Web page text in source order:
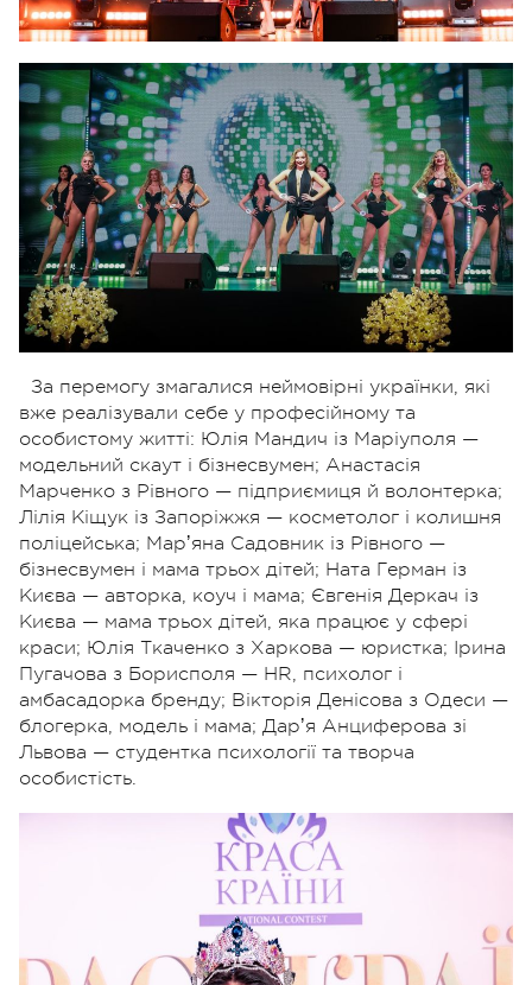
За перемогу змагалися неймовірні українки, які
вже реалізували себе у професійному та
особистому житті: Юлія Мандич із Маріуполя —
модельний скаут і бізнесвумен; Анастасія
Марченко з Рівного — підприємиця й волонтерка;
Лілія Кіщук із Запоріжжя — косметолог і колишня
поліцейська; Марʼяна Садовник із Рівного —
бізнесвумен і мама трьох дітей; Ната Герман із
Києва — авторка, коуч і мама; Євгенія Деркач із
Києва — мама трьох дітей, яка працює у сфері
краси; Юлія Ткаченко з Харкова — юристка; Ірина
Пугачова з Борисполя — HR, психолог і
амбасадорка бренду; Вікторія Денісова з Одеси —
блогерка, модель і мама; Дарʼя Анциферова зі
Львова — студентка психології та творча
особистість.